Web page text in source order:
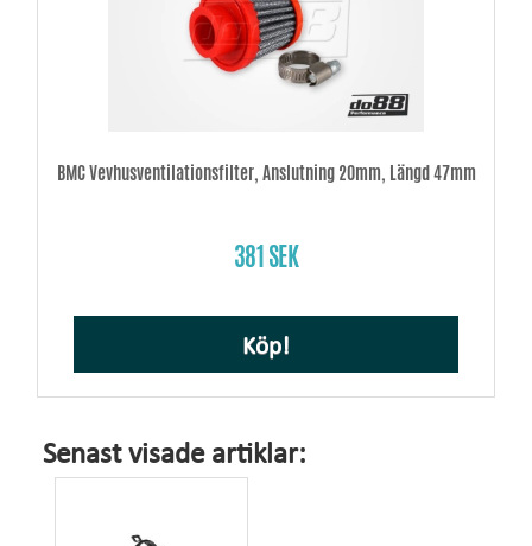
BMC Vevhusventilationsfilter, Anslutning 20mm, Längd 47mm
381 SEK
Köp!
Senast visade artiklar: